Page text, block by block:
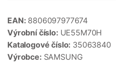
EAN: 8806097977674
Výrobní číslo: UE55M70H
Katalogové číslo: 35063840
Výrobce: SAMSUNG